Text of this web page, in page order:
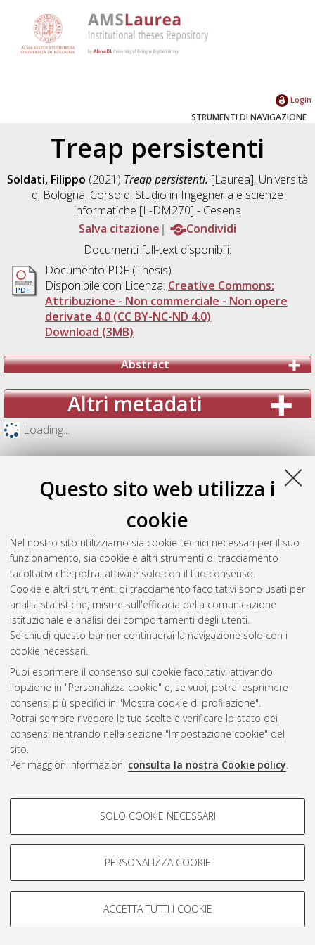
Questo sito web utilizza i
cookie
Nel nostro sito utilizziamo sia cookie tecnici necessari per il suo
funzionamento, sia cookie e altri strumenti di tracciamento
facoltativi che potrai attivare solo con il tuo consenso.
Cookie e altri strumenti di tracciamento facoltativi sono usati per
analisi statistiche, misure sull'efficacia della comunicazione
istituzionale e analisi dei comportamenti degli utenti.
Se chiudi questo banner continuerai la navigazione solo con i
cookie necessari.
Puoi esprimere il consenso sui cookie facoltativi attivando
l'opzione in "Personalizza cookie" e, se vuoi, potrai esprimere
consensi più specifici in "Mostra cookie di profilazione".
Potrai sempre rivedere le tue scelte e verificare lo stato dei
consensi rientrando nella sezione "Impostazione cookie" del
sito.
Per maggiori informazioni consulta la nostra Cookie policy.
COOKIE DI PROFILAZIONE -
Si tratta di cookie utilizzati per analizzare le caratteristiche della
navigazione degli utenti, creare profili in base al loro comportamento
Mostra cookie di profilazione
COOKIE TECNICI - NECESSARI
SOLO COOKIE NECESSARI
PERSONALIZZA COOKIE
ACCETTA TUTTI I COOKIE
Login
STRUMENTI DI NAVIGAZIONE
Treap persistenti
Soldati, Filippo (2021) Treap persistenti. [Laurea], Università
di Bologna, Corso di Studio in Ingegneria e scienze
informatiche [L-DM270] - Cesena
Salva citazione
Condividi
Documenti full-text disponibili:
Documento PDF (Thesis)
Disponibile con Licenza: Creative Commons:
Attribuzione - Non commerciale - Non opere
derivate 4.0 (CC BY-NC-ND 4.0)
Download (3MB)
Abstract
Altri metadati
Loading...
Gestione del documento:
Atom
Rss 1.0
Rss 2.0
AMS Laurea
Impostazioni Cookie
Informativa sulla privacy
Condizioni d’uso del sito